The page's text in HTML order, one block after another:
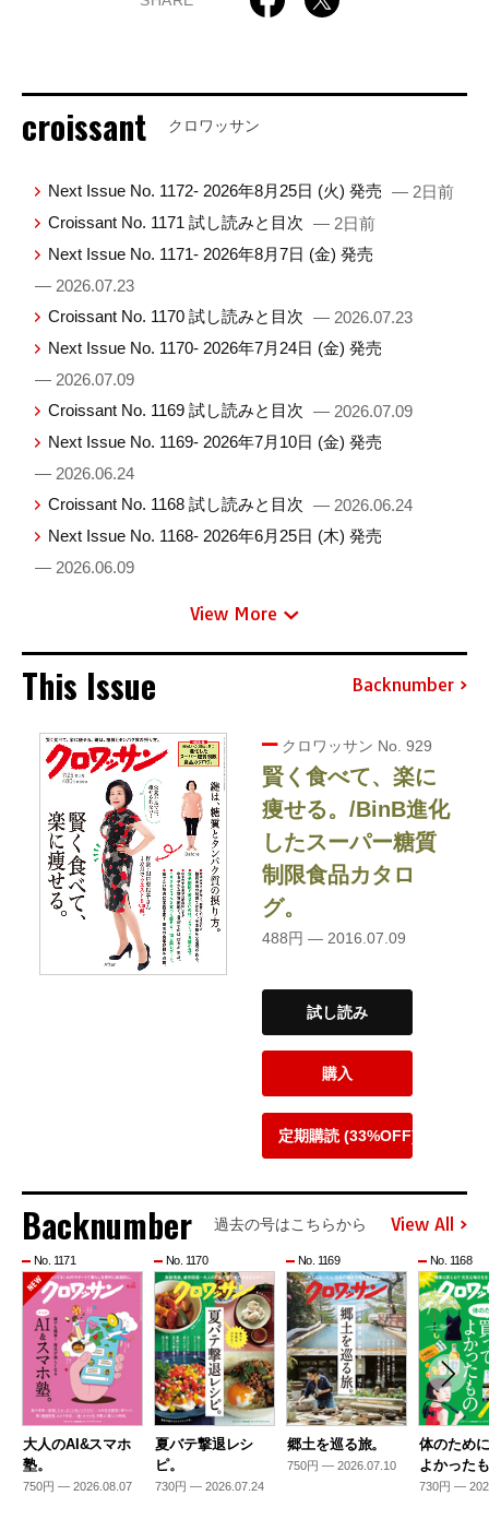
croissant クロワッサン
Next Issue No. 1172- 2026年8月25日 (火) 発売 — 2日前
Croissant No. 1171 試し読みと目次 — 2日前
Next Issue No. 1171- 2026年8月7日 (金) 発売
— 2026.07.23
Croissant No. 1170 試し読みと目次 — 2026.07.23
Next Issue No. 1170- 2026年7月24日 (金) 発売
— 2026.07.09
Croissant No. 1169 試し読みと目次 — 2026.07.09
Next Issue No. 1169- 2026年7月10日 (金) 発売
— 2026.06.24
Croissant No. 1168 試し読みと目次 — 2026.06.24
Next Issue No. 1168- 2026年6月25日 (木) 発売
— 2026.06.09
View More
This Issue Backnumber
クロワッサン No. 929
賢く食べて、楽に
痩せる。/BinB進化
したスーパー糖質
制限食品カタロ
グ。
488円 — 2016.07.09
試し読み
購入
定期購読 (33%OFF)
Backnumber 過去の号はこちらから View All
No. 1171
大人のAI&スマホ
塾。
750円 — 2026.08.07
No. 1170
夏バテ撃退レシ
ピ。
730円 — 2026.07.24
No. 1169
郷土を巡る旅。
750円 — 2026.07.10
No. 1168
体のため
よかった
730円 —